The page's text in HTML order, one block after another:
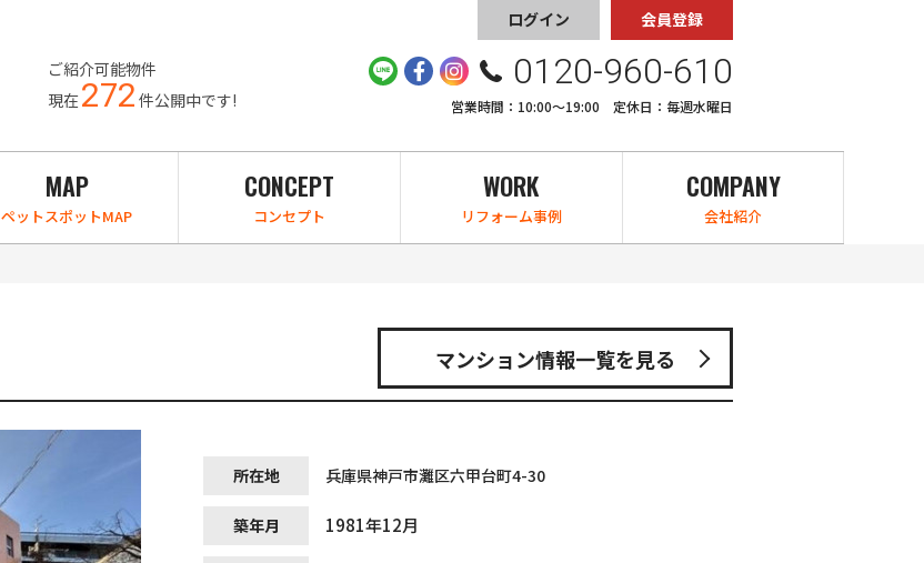
ご紹介可能物件
現在272 件公開中です!
ログイン 会員登録
0120-960-610
営業時間：10:00〜19:00 定休日：毎週水曜日
MAP
ペットスポットMAP
CONCEPT
コンセプト
WORK
リフォーム事例
COMPANY
会社紹介
マンション情報一覧を見る
所在地 兵庫県神戸市灘区六甲台町4-30
築年月 1981年12月